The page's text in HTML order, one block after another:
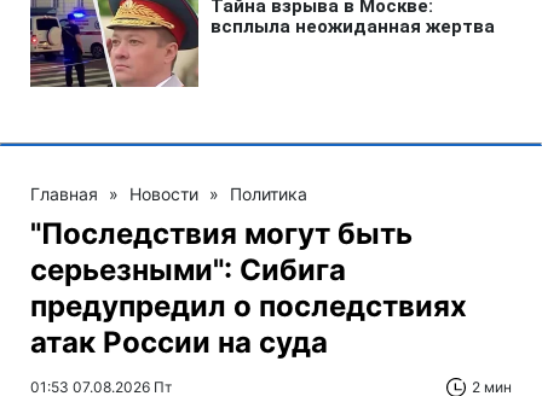
Главная » Новости » Политика
"Последствия могут быть
серьезными": Сибига
предупредил о последствиях
атак России на суда
01:53 07.08.2026 Пт 2 мин